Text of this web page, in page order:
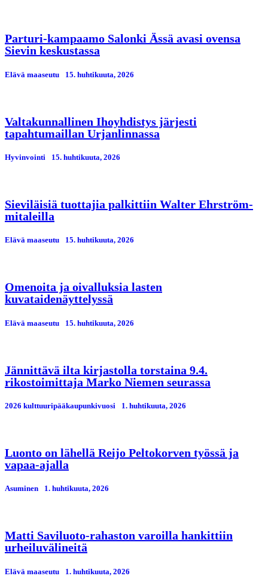
Parturi-kampaamo Salonki Ässä avasi ovensa
Sievin keskustassa
Elävä maaseutu 15. huhtikuuta, 2026
Valtakunnallinen Ihoyhdistys järjesti
tapahtumaillan Urjanlinnassa
Hyvinvointi 15. huhtikuuta, 2026
Sieviläisiä tuottajia palkittiin Walter Ehrström-
mitaleilla
Elävä maaseutu 15. huhtikuuta, 2026
Omenoita ja oivalluksia lasten
kuvataidenäyttelyssä
Elävä maaseutu 15. huhtikuuta, 2026
Jännittävä ilta kirjastolla torstaina 9.4.
rikostoimittaja Marko Niemen seurassa
2026 kulttuuripääkaupunkivuosi 1. huhtikuuta, 2026
Luonto on lähellä Reijo Peltokorven työssä ja
vapaa-ajalla
Asuminen 1. huhtikuuta, 2026
Matti Saviluoto-rahaston varoilla hankittiin
urheiluvälineitä
Elävä maaseutu 1. huhtikuuta, 2026